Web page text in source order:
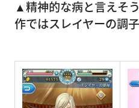
▲精神的な病と言えそ
作ではスレイヤーの調